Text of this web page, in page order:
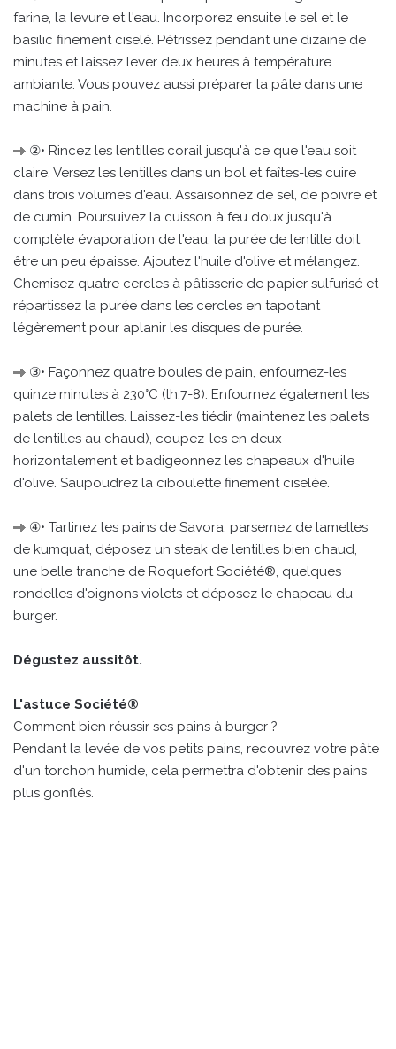
farine, la levure et l'eau. Incorporez ensuite le sel et le
basilic finement ciselé. Pétrissez pendant une dizaine de
minutes et laissez lever deux heures à température
ambiante. Vous pouvez aussi préparer la pâte dans une
machine à pain.
②• Rincez les lentilles corail jusqu'à ce que l'eau soit
claire. Versez les lentilles dans un bol et faîtes-les cuire
dans trois volumes d'eau. Assaisonnez de sel, de poivre et
de cumin. Poursuivez la cuisson à feu doux jusqu'à
complète évaporation de l'eau, la purée de lentille doit
être un peu épaisse. Ajoutez l'huile d'olive et mélangez.
Chemisez quatre cercles à pâtisserie de papier sulfurisé et
répartissez la purée dans les cercles en tapotant
légèrement pour aplanir les disques de purée.
③• Façonnez quatre boules de pain, enfournez-les
quinze minutes à 230°C (th.7-8). Enfournez également les
palets de lentilles. Laissez-les tiédir (maintenez les palets
de lentilles au chaud), coupez-les en deux
horizontalement et badigeonnez les chapeaux d'huile
d'olive. Saupoudrez la ciboulette finement ciselée.
④• Tartinez les pains de Savora, parsemez de lamelles
de kumquat, déposez un steak de lentilles bien chaud,
une belle tranche de Roquefort Société®, quelques
rondelles d'oignons violets et déposez le chapeau du
burger.
Dégustez aussitôt.
L'astuce Société®
Comment bien réussir ses pains à burger ?
Pendant la levée de vos petits pains, recouvrez votre pâte
d'un torchon humide, cela permettra d'obtenir des pains
plus gonflés.